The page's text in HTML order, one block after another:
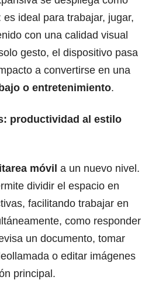
ideal para trabajar, jugar,
con una calidad visual
gesto, el dispositivo pasa
a convertirse en una
o entretenimiento.
productividad al estilo
móvil a un nuevo nivel.
dividir el espacio en
facilitando trabajar en
como responder
un documento, tomar
o editar imágenes
principal.